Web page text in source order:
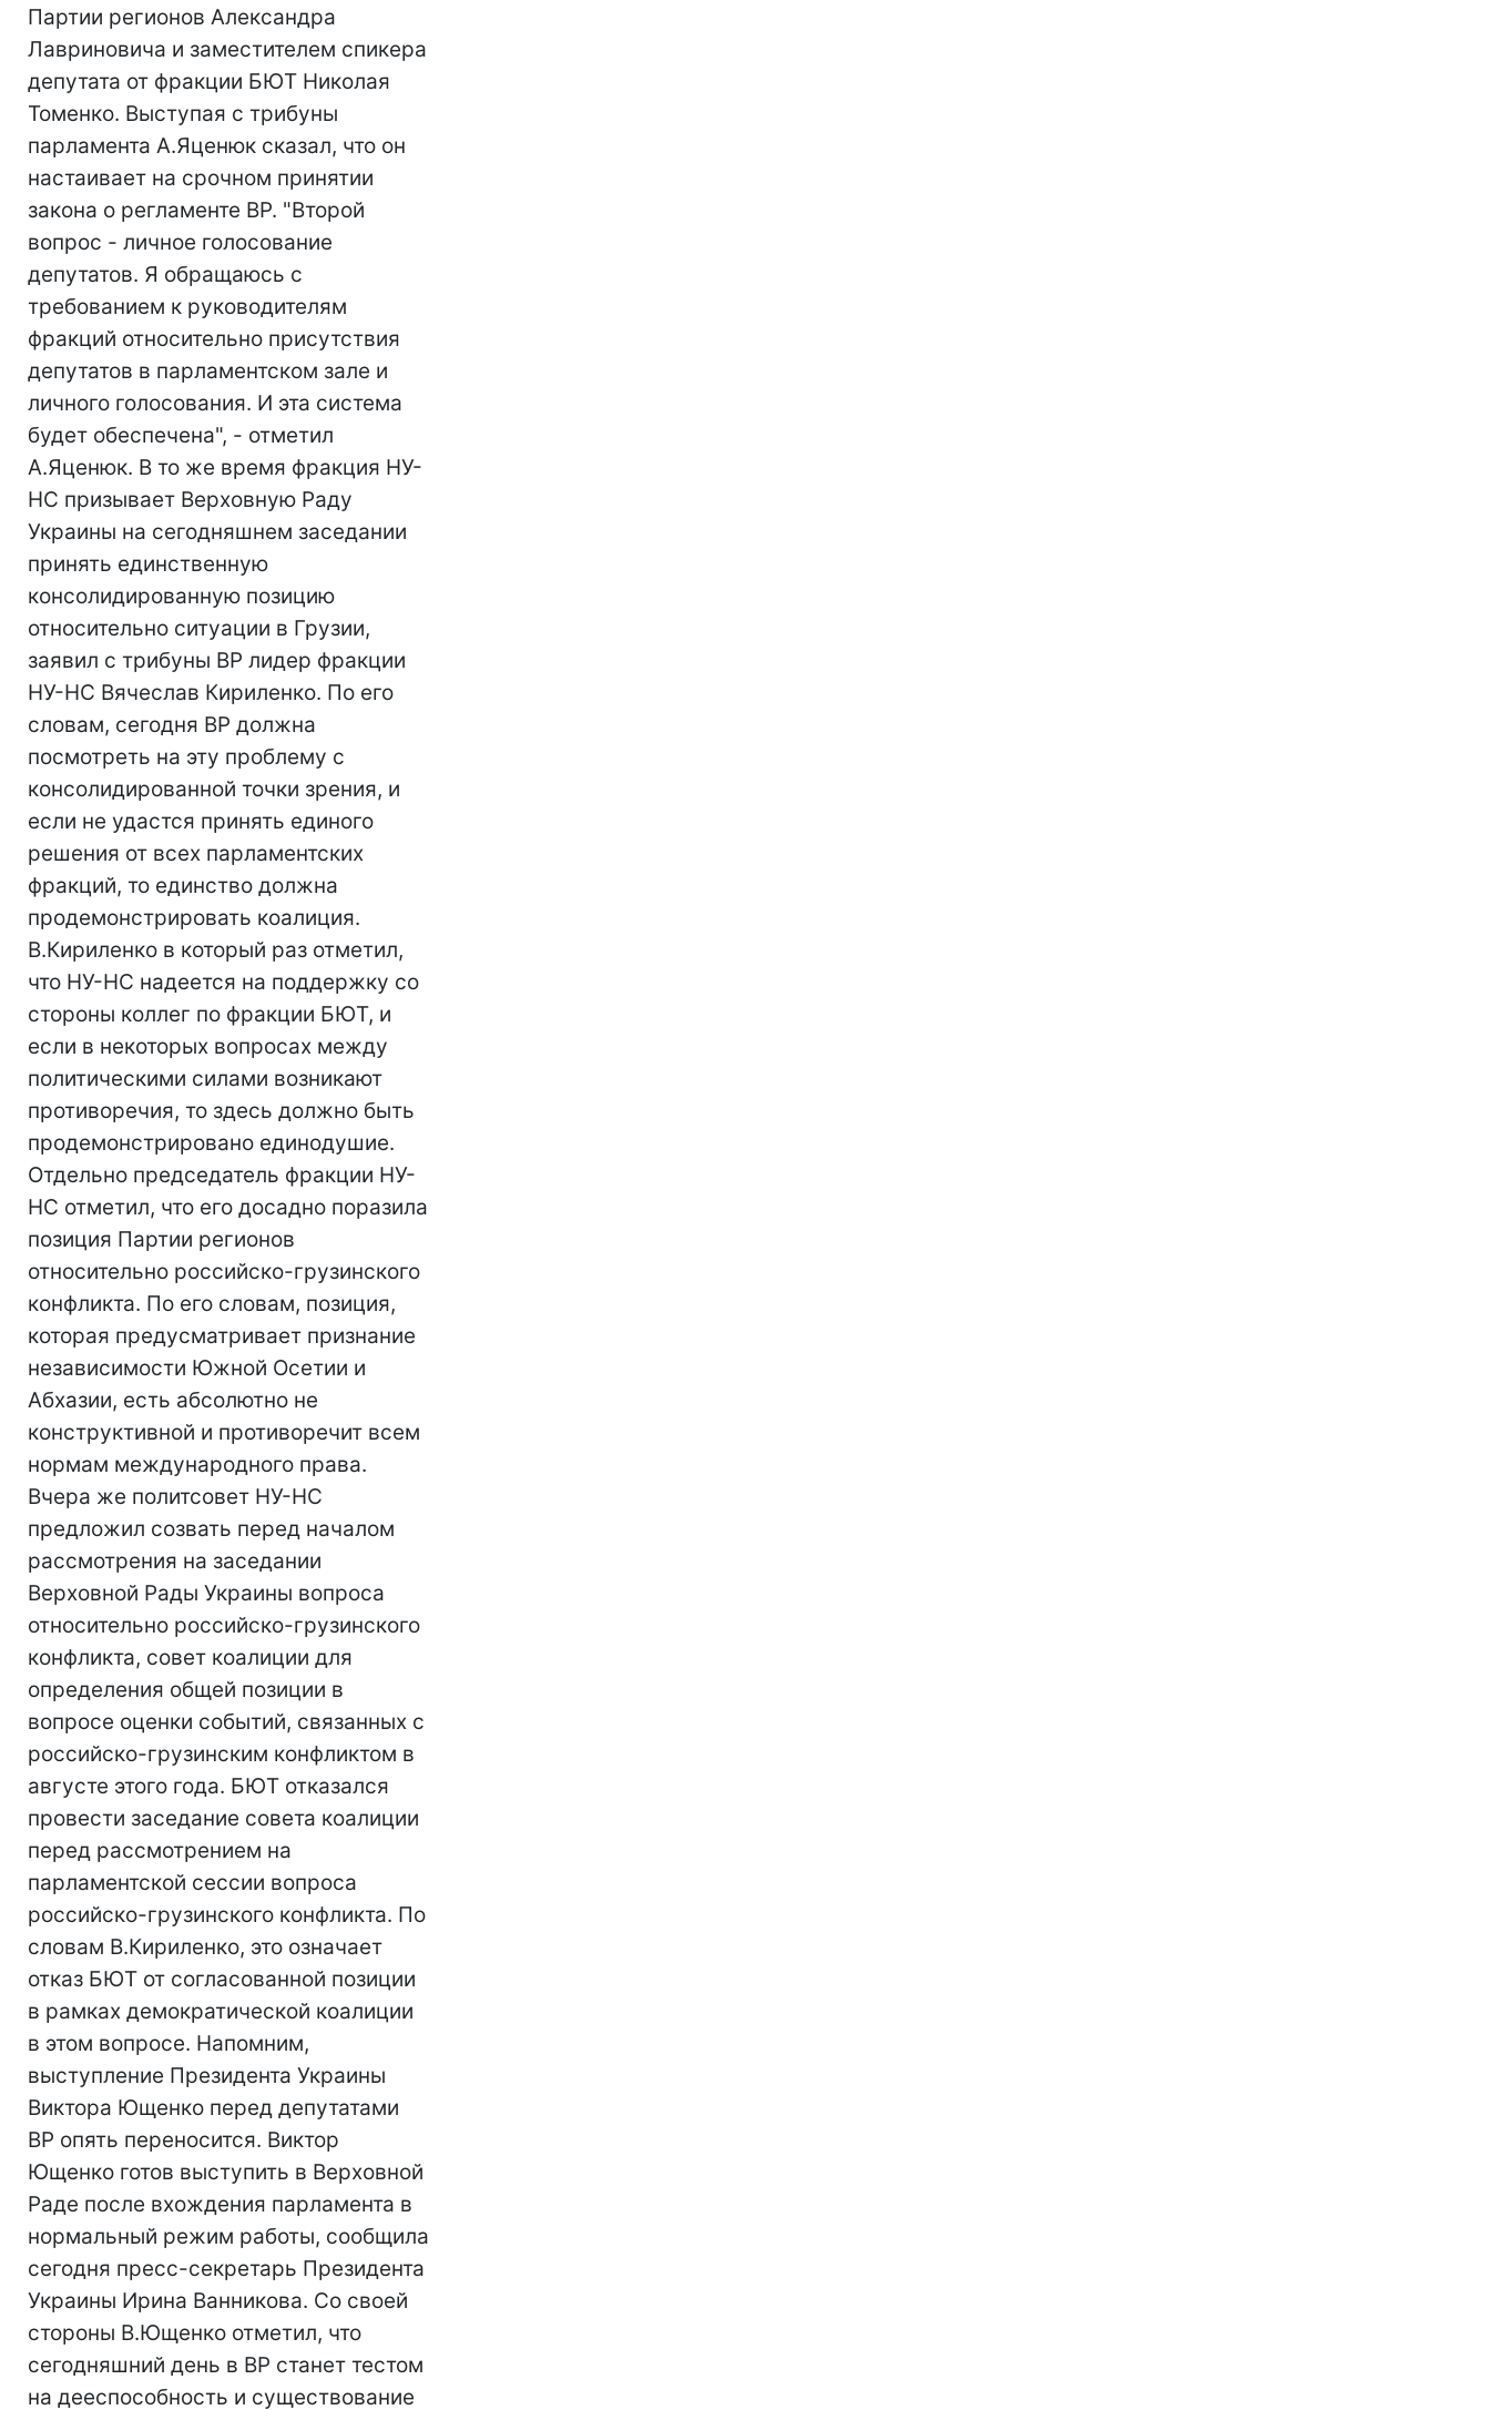
Партии регионов Александра
Лавриновича и заместителем спикера
депутата от фракции БЮТ Николая
Томенко. Выступая с трибуны
парламента А.Яценюк сказал, что он
настаивает на срочном принятии
закона о регламенте ВР. "Второй
вопрос - личное голосование
депутатов. Я обращаюсь с
требованием к руководителям
фракций относительно присутствия
депутатов в парламентском зале и
личного голосования. И эта система
будет обеспечена", - отметил
А.Яценюк. В то же время фракция НУ-
НС призывает Верховную Раду
Украины на сегодняшнем заседании
принять единственную
консолидированную позицию
относительно ситуации в Грузии,
заявил с трибуны ВР лидер фракции
НУ-НС Вячеслав Кириленко. По его
словам, сегодня ВР должна
посмотреть на эту проблему с
консолидированной точки зрения, и
если не удастся принять единого
решения от всех парламентских
фракций, то единство должна
продемонстрировать коалиция.
В.Кириленко в который раз отметил,
что НУ-НС надеется на поддержку со
стороны коллег по фракции БЮТ, и
если в некоторых вопросах между
политическими силами возникают
противоречия, то здесь должно быть
продемонстрировано единодушие.
Отдельно председатель фракции НУ-
НС отметил, что его досадно поразила
позиция Партии регионов
относительно российско-грузинского
конфликта. По его словам, позиция,
которая предусматривает признание
независимости Южной Осетии и
Абхазии, есть абсолютно не
конструктивной и противоречит всем
нормам международного права.
Вчера же политсовет НУ-НС
предложил созвать перед началом
рассмотрения на заседании
Верховной Рады Украины вопроса
относительно российско-грузинского
конфликта, совет коалиции для
определения общей позиции в
вопросе оценки событий, связанных с
российско-грузинским конфликтом в
августе этого года. БЮТ отказался
провести заседание совета коалиции
перед рассмотрением на
парламентской сессии вопроса
российско-грузинского конфликта. По
словам В.Кириленко, это означает
отказ БЮТ от согласованной позиции
в рамках демократической коалиции
в этом вопросе. Напомним,
выступление Президента Украины
Виктора Ющенко перед депутатами
ВР опять переносится. Виктор
Ющенко готов выступить в Верховной
Раде после вхождения парламента в
нормальный режим работы, сообщила
сегодня пресс-секретарь Президента
Украины Ирина Ванникова. Со своей
стороны В.Ющенко отметил, что
сегодняшний день в ВР станет тестом
на дееспособность и существование